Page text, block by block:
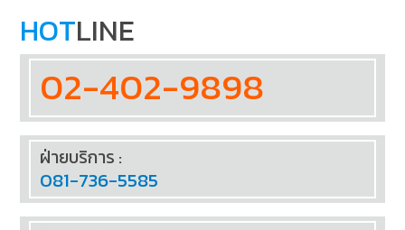
HOTLINE
02-402-9898
ฝ่ายบริการ :
081-736-5585